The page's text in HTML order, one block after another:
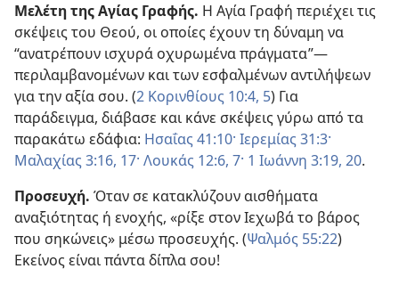
Μελέτη της Αγίας Γραφής. Η Αγία Γραφή περιέχει τις
σκέψεις του Θεού, οι οποίες έχουν τη δύναμη να
“ανατρέπουν ισχυρά οχυρωμένα πράγματα”​—
περιλαμβανομένων και των εσφαλμένων αντιλήψεων
για την αξία σου. (2 Κορινθίους 10:4, 5) Για
παράδειγμα, διάβασε και κάνε σκέψεις γύρω από τα
παρακάτω εδάφια: Ησαΐας 41:10· Ιερεμίας 31:3·
Μαλαχίας 3:16, 17· Λουκάς 12:6, 7· 1 Ιωάννη 3:19, 20.
Προσευχή. Όταν σε κατακλύζουν αισθήματα
αναξιότητας ή ενοχής, «ρίξε στον Ιεχωβά το βάρος
που σηκώνεις» μέσω προσευχής. (Ψαλμός 55:22)
Εκείνος είναι πάντα δίπλα σου!